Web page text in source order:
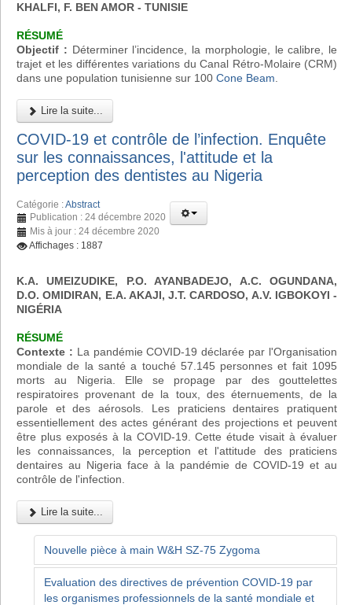
KHALFI, F. BEN AMOR - TUNISIE
RÉSUMÉ
Objectif : Déterminer l’incidence, la morphologie, le calibre, le
trajet et les différentes variations du Canal Rétro-Molaire (CRM)
dans une population tunisienne sur 100 Cone Beam
Lire la suite...
COVID-19 et contrôle de l’infection. Enquête
sur les connaissances, l'attitude et la
perception des dentistes au Nigeria
Catégorie :Abstract
Publication : 24 décembre 2020
Mis à jour : 24 décembre 2020
Affichages : 1887
K.A. UMEIZUDIKE, P.O. AYANBADEJO, A.C. OGUNDANA,
D.O. OMIDIRAN, E.A. AKAJI, J.T. CARDOSO, A.V. IGBOKOYI -
NIGÉRIA
RÉSUMÉ
Contexte : La pandémie COVID-19 déclarée par l'Organisation
mondiale de la santé a touché 57.145 personnes et fait 1095
morts au Nigeria. Elle se propage par des gouttelettes
respiratoires provenant de la toux, des éternuements, de la
parole et des aérosols. Les praticiens dentaires pratiquent
essentiellement des actes générant des projections et peuvent
être plus exposés à la COVID-19. Cette étude visait à évaluer
les connaissances, la perception et l'attitude des praticiens
dentaires au Nigeria face à la pandémie de COVID-19 et au
contrôle de l'infection.
Lire la suite...
Nouvelle pièce à main W&H SZ-75 Zygoma
Evaluation des directives de prévention COVID-19 par
les organismes professionnels de la santé mondiale et